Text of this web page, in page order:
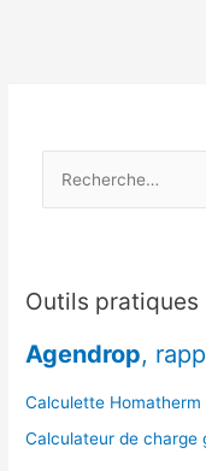
e
c
h
Outils pratiques
Agendrop,
Calculette Homatherm
Calculateur de charge